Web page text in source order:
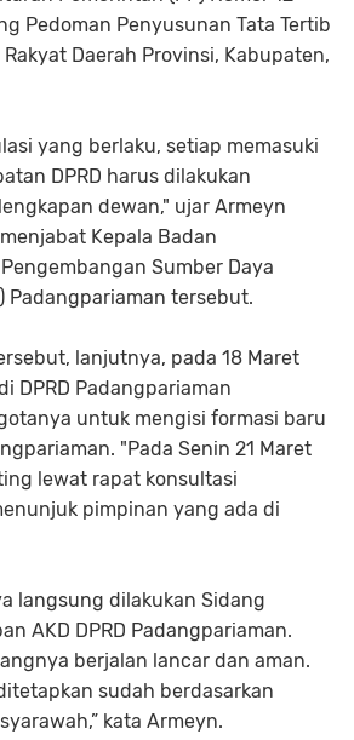
Pedoman Penyusunan Tata Tertib
Daerah Provinsi, Kabupaten,
yang berlaku, setiap memasuki
DPRD harus dilakukan
dewan," ujar Armeyn
Kepala Badan
Sumber Daya
Padangpariaman tersebut.
lanjutnya, pada 18 Maret
DPRD Padangpariaman
untuk mengisi formasi baru
"Pada Senin 21 Maret
lewat rapat konsultasi
pimpinan yang ada di
langsung dilakukan Sidang
AKD DPRD Padangpariaman.
berjalan lancar dan aman.
sudah berdasarkan
kata Armeyn.